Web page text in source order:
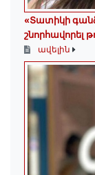
«Տատիկի
շնորհավորել
ավելին